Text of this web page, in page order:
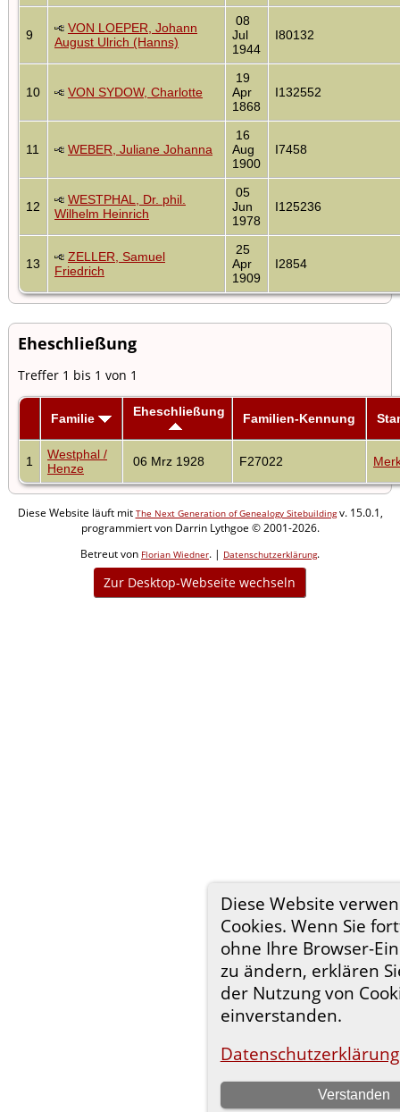
Diese Website
Cookies. Wenn Sie
ohne Ihre Browser-
zu ändern, erklären
der Nutzung von
einverstanden.
Verstanden
9
VON LOEPER, Johann
August Ulrich (Hanns)
08
Jul
1944
I80132
10 VON SYDOW, Charlotte
19
Apr
1868
I132552
11 WEBER, Juliane Johanna
16
Aug
1900
I7458
12
WESTPHAL, Dr. phil.
Wilhelm Heinrich
05
Jun
1978
I125236
13
ZELLER, Samuel
Friedrich
25
Apr
1909
I2854
Eheschließung
Treffer 1 bis 1 von 1
Familie Eheschließung Familien-Kennung
1
Westphal /
Henze
06 Mrz 1928 F27022
Diese Website läuft mit The Next Generation of Genealogy Sitebuildingv. 15.0.1,
programmiert von Darrin Lythgoe © 2001-2026.
Betreut von Florian Wiedner. | Datenschutzerklärung.
Zur Desktop-Webseite wechseln